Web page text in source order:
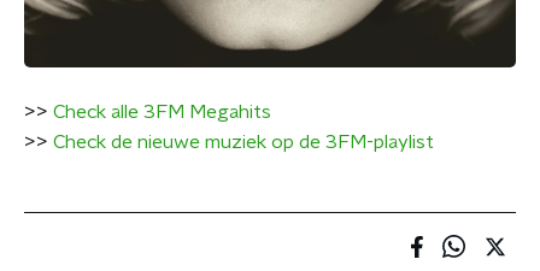
>> Check alle 3FM Megahits
>> Check de nieuwe muziek op de 3FM-playlist